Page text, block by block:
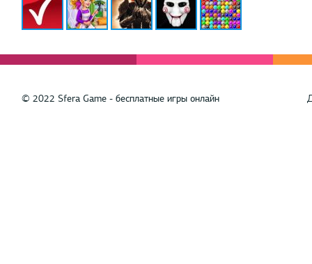
© 2022 Sfera Game - бесплатные игры онлайн